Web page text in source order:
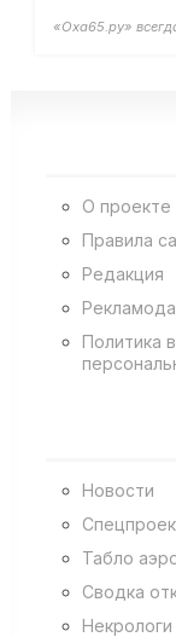
«Оха65.ру»
О проекте
Правила
Редакция
Политика
Новости
Табло
Сводка
Некрологи